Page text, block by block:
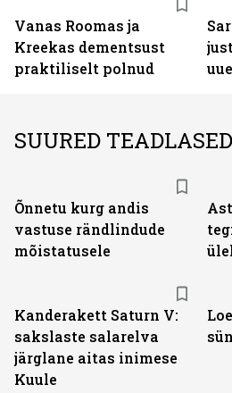
Vanas Roomas ja
Kreekas dementsust
praktiliselt polnud
SUURED TEADLASED
Õnnetu kurg andis
vastuse rändlindude
mõistatusele
Kanderakett Saturn V:
sakslaste salarelva
järglane aitas inimese
Kuule